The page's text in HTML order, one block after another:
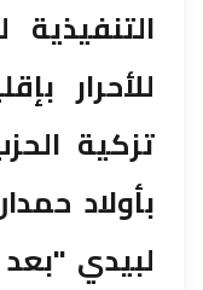
للأحرار
تزكية
بأولاد
لبيدي